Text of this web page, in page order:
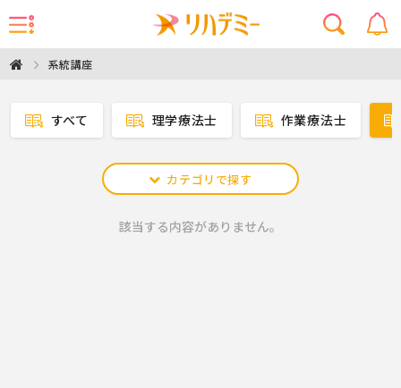
系統講座
すべて 理学療法士 作業療法士
カテゴリで探す
該当する内容がありません。